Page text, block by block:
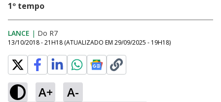
1º tempo
LANCE | Do R7
13/10/2018 - 21H18 (ATUALIZADO EM 29/09/2025 - 19H18)
A+ A-